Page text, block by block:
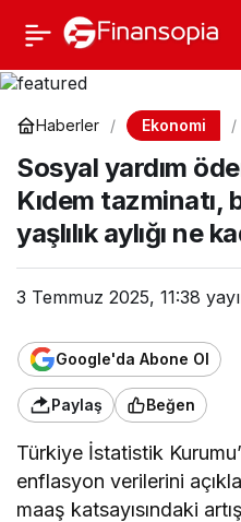
Haberler Ekonomi
Sosyal yardım
Kıdem tazminatı,
yaşlılık aylığı ne
3 Temmuz 2025, 11:38
Google'da Abone Ol
Paylaş Beğen
Türkiye İstatistik
enflasyon verilerini
maaş katsayısındaki
Sosyal yardım
ödenekleri de arttı :
askerlik, yaşlılık aylığı ne
kadar oldu?